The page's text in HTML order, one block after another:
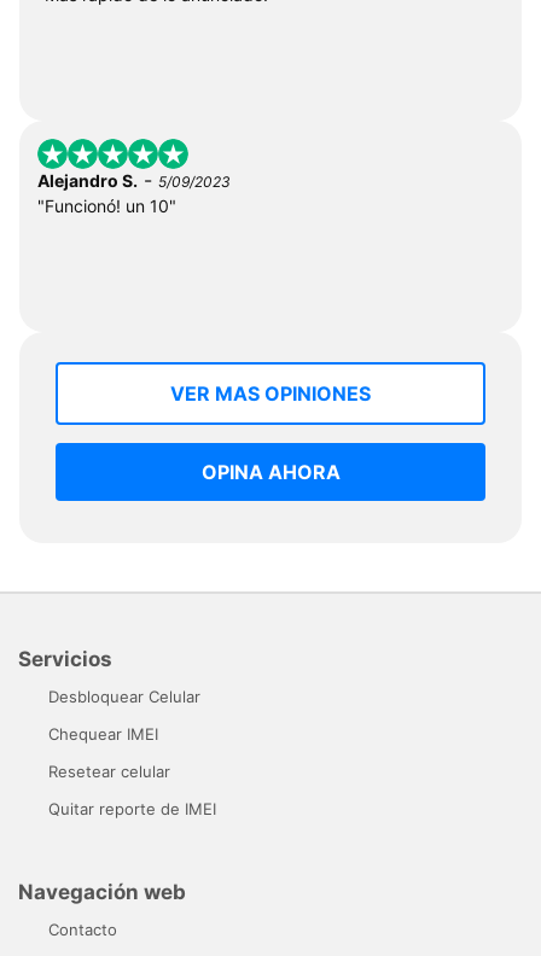
Alejandro S. - 5/09/2023
"Funcionó! un 10"
VER MAS OPINIONES
OPINA AHORA
Servicios
Desbloquear Celular
Chequear IMEI
Resetear celular
Quitar reporte de IMEI
Navegación web
Contacto